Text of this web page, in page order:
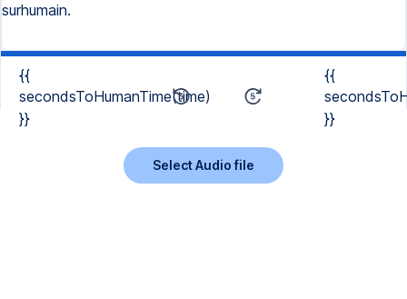
surhumain.
{{
secondsToHumanTime(time)
}}
{{
}}
Select Audio file